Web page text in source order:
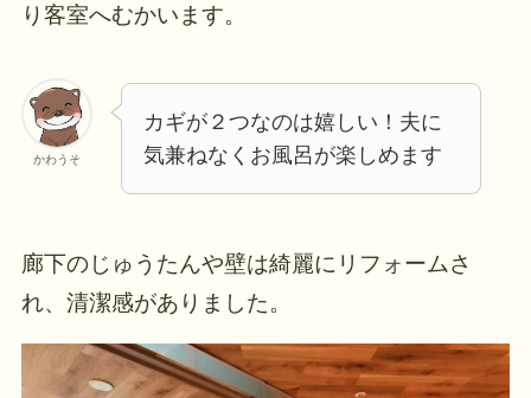
り客室へむかいます。
かわうそ
カギが２つなのは嬉しい！夫に
気兼ねなくお風呂が楽しめます
廊下のじゅうたんや壁は綺麗にリフォームさ
れ、清潔感がありました。